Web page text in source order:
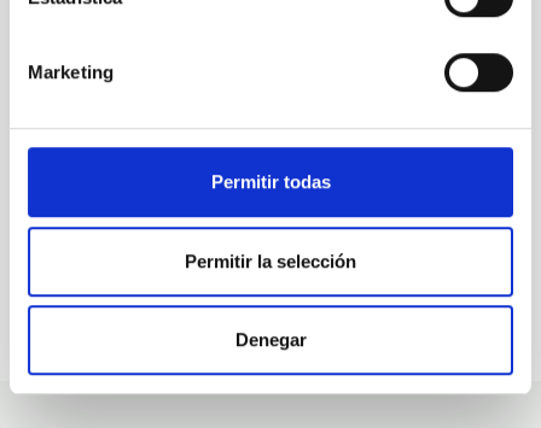
Marketing
Permitir todas
Permitir la selección
Denegar
Desde el IAC siempre
estamos buscando gente
con talento.